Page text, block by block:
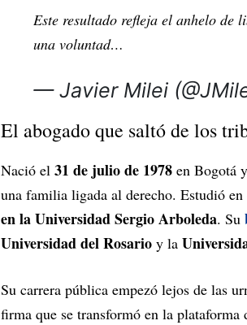
Este resultado refleja el anhelo de
una voluntad…
— Javier Milei
El abogado que saltó de los
Nació el 31 de julio de 1978 en Bogotá
una familia ligada al derecho. Estudió
en la Universidad Sergio Arboleda. Su
Universidad del Rosario y la
Su carrera pública empezó lejos de las
firma que se transformó en la